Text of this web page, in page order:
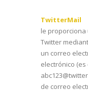
TwitterMail
le proporciona
Twitter
un correo
electrónico (es
de correo